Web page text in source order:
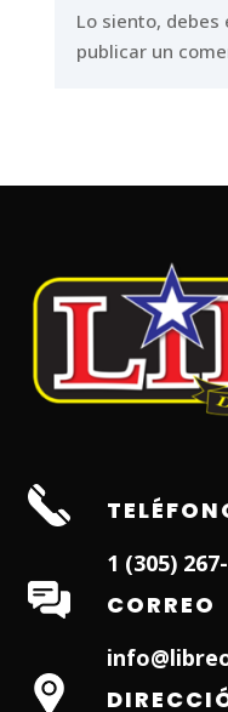
Lo siento, debes
publicar un
1 (305)
CORREO